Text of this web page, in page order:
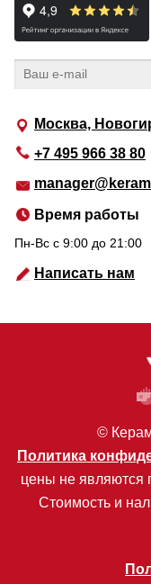
Москва,
+7 495 966 38 80
Время работы
Пн-Вс c 9:00 до 21:00
Написать нам
©
Политика
цены не являются
Стоимость и